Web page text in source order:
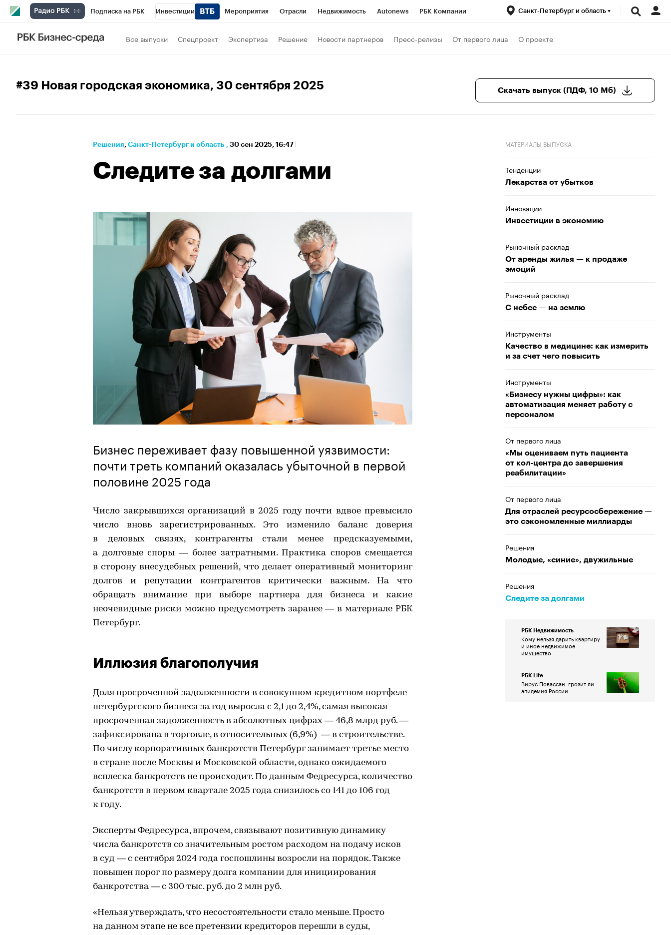
Подписка на РБК Инвестиции Мероприятия Отрасли Недвижимость Autonews РБК Компании
Телеканал
Газета Спецпроекты
Санкт-Петербург и область
Все выпуски Спецпроект Экспертиза Решение Новости партнеров Пресс-релизы От первого лица О проекте
#39 Новая городская экономика, 30 сентября 2025 Скачать выпуск (ПДФ, 10 Мб)
Решения⁠, Санкт-Петербург и область , 30 сен 2025, 16:47
Следите за долгами
Бизнес переживает фазу повышенной уязвимости:
почти треть компаний оказалась убыточной в первой
половине 2025 года
Число закрывшихся организаций в 2025 году почти вдвое превысило
число вновь зарегистрированных. Это изменило баланс доверия
в деловых связях, контрагенты стали менее предсказуемыми,
а долговые споры — более затратными. Практика споров смещается
в сторону внесудебных решений, что делает оперативный мониторинг
долгов и репутации контрагентов критически важным. На что
обращать внимание при выборе партнера для бизнеса и какие
неочевидные риски можно предусмотреть заранее — в материале РБК
Петербург.
Иллюзия благополучия
Доля просроченной задолженности в совокупном кредитном портфеле
петербургского бизнеса за год выросла с 2,1 до 2,4%, самая высокая
просроченная задолженность в абсолютных цифрах — 46,8 млрд руб. —
зафиксирована в торговле, в относительных (6,9%) — в строительстве.
По числу корпоративных банкротств Петербург занимает третье место
в стране после Москвы и Московской области, однако ожидаемого
всплеска банкротств не происходит. По данным Федресурса, количество
банкротств в первом квартале 2025 года снизилось со 141 до 106 год
к году.
Эксперты Федресурса, впрочем, связывают позитивную динамику
числа банкротств со значительным ростом расходом на подачу исков
в суд — с сентября 2024 года госпошлины возросли на порядок. Также
повышен порог по размеру долга компании для инициирования
банкротства — с 300 тыс. руб. до 2 млн руб.
«Нельзя утверждать, что несостоятельности стало меньше. Просто
на данном этапе не все претензии кредиторов перешли в суды,
МАТЕРИАЛЫ ВЫПУСКА
Тенденции
Лекарства от убытков
Инновации
Инвестиции в экономию
Рыночный расклад
От аренды жилья — к продаже
эмоций
Рыночный расклад
С небес — на землю
Инструменты
Качество в медицине: как измерить
и за счет чего повысить
Инструменты
«Бизнесу нужны цифры»: как
автоматизация меняет работу с
персоналом
От первого лица
«Мы оцениваем путь пациента
от кол-центра до завершения
реабилитации»
От первого лица
Для отраслей ресурсосбережение —
это сэкономленные миллиарды
Решения
Молодые, «синие», двужильные
Решения
Следите за долгами
РБК Недвижимость
Кому нельзя дарить квартиру
и иное недвижимое
имущество
РБК Life
Вирус Повассан: грозит ли
эпидемия России